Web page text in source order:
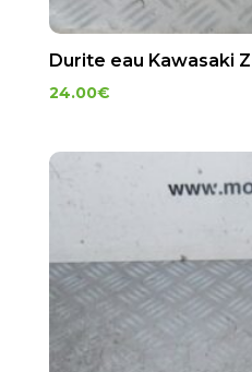
Durite eau Kawasaki
24.00€